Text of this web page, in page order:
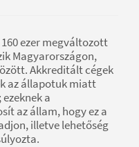
ezer megváltozott
Magyarországon,
Akkreditált cégek
az állapotuk miatt
a
az állam, hogy ez a
illetve lehetőség